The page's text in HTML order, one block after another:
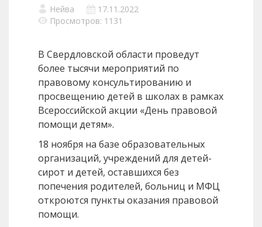
Нейва
17.11.2022
Просмотров: 1131
В Свердловской области проведут
более тысячи мероприятий по
правовому консультированию и
просвещению детей в школах в рамках
Всероссийской акции «День правовой
помощи детям».
18 ноября на базе образовательных
организаций, учреждений для детей-
сирот и детей, оставшихся без
попечения родителей, больниц и МФЦ
откроются пункты оказания правовой
помощи.